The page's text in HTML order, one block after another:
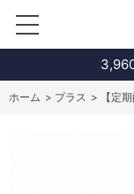
ホーム > プラス > 【定